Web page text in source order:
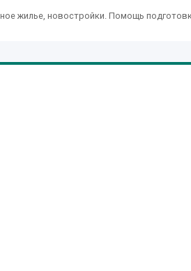
жилье, новостройки. Помощь